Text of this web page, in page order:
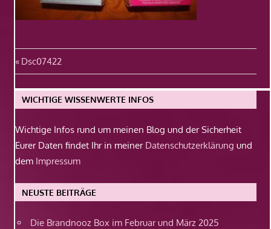
Beitragsnavigation
Vorheriger
Beitrag:
Dsc07422
WICHTIGE WISSENWERTE INFOS
Wichtige Infos rund um meinen Blog und der Sicherheit
Eurer Daten findet Ihr in meiner Datenschutzerklärung und
dem Impressum
NEUSTE BEITRÄGE
Die Brandnooz Box im Februar und März 2025